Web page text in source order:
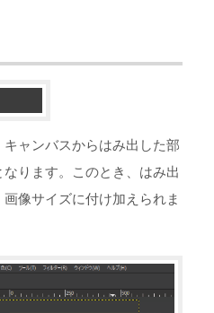
キャンバスからはみ出した部
ります。このとき、はみ出
像サイズに付け加えられま